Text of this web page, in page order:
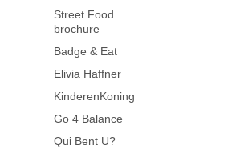
Street Food
brochure
Badge & Eat
Elivia Haffner
KinderenKoning
Go 4 Balance
Qui Bent U?